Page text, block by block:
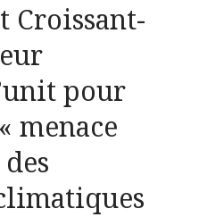
Croissant-
pour
menace